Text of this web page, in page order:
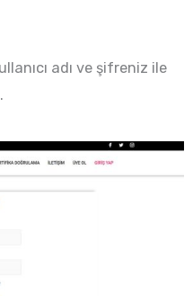
adı ve şifreniz ile